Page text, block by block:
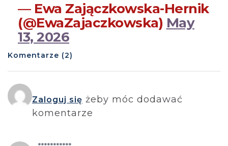
— Ewa Zajączkowska-Hernik
(@EwaZajaczkowska) May
13, 2026
Komentarze (2)
Zaloguj się żeby móc dodawać
komentarze